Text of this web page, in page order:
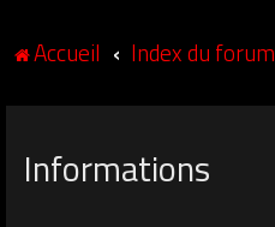
Accueil Index du forum
Informations